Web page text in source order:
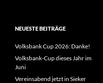
NEUESTE BEITRÄGE
Volksbank Cup 2026: Danke!
Volksbank-Cup dieses Jahr im
Juni
Vereinsabend jetzt in Sieker